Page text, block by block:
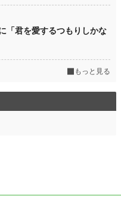
「君を愛するつもりしかな
もっと見る